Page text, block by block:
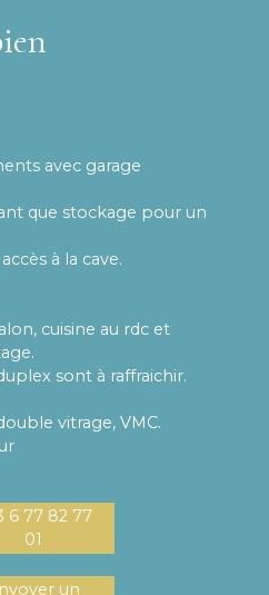
avec garage
que stockage pour un
à la cave.
cuisine au rdc et
sont à raffraichir.
vitrage, VMC.
6 77 82 77
01
un